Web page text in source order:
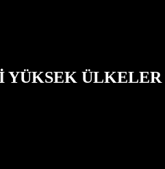
YÜKSEK ÜLKELER